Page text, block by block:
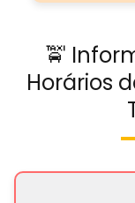
🚖
Horários